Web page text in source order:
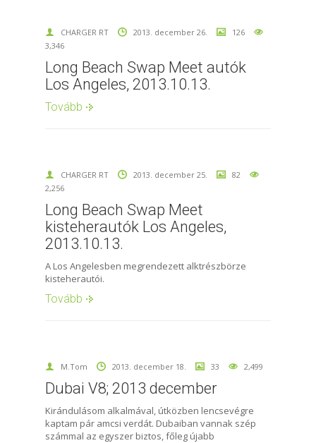
CHARGER RT 2013. december 26.
126
3,346
Long Beach Swap Meet autók
Los Angeles, 2013.10.13.
Tovább
CHARGER RT 2013. december 25.
82
2,256
Long Beach Swap Meet
kisteherautók Los Angeles,
2013.10.13.
A Los Angelesben megrendezett alktrészbörze
kisteherautói.
Tovább
M.Tom 2013. december 18. 33 2,499
Dubai V8; 2013 december
Kirándulásom alkalmával, útközben lencsevégre
kaptam pár amcsi verdát. Dubaiban vannak szép
számmal az egyszer biztos, főleg újabb